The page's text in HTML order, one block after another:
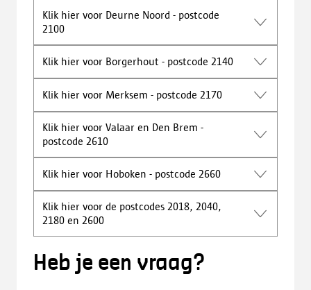
Klik hier voor Deurne Noord - postcode
2100
Klik hier voor Borgerhout - postcode 2140
Klik hier voor Merksem - postcode 2170
Klik hier voor Valaar en Den Brem -
postcode 2610
Klik hier voor Hoboken - postcode 2660
Klik hier voor de postcodes 2018, 2040,
2180 en 2600
Heb je een vraag?